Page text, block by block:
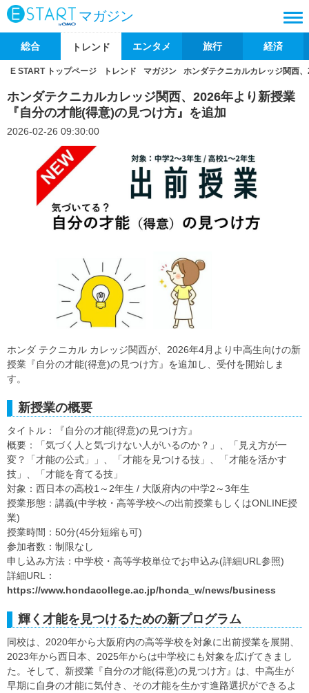
マガジン
総合 トレンド エンタメ 旅行 経済
E START トップページ トレンド マガジン ホンダテクニカルカレッジ関西
ホンダテクニカルカレッジ関西、2026年より新授業
『自分の才能(得意)の見つけ方』を追加
2026-02-26 09:30:00
ホンダ テクニカル カレッジ関西が、2026年4月より中高生向けの新
授業『自分の才能(得意)の見つけ方』を追加し、受付を開始しま
す。
新授業の概要
タイトル：『自分の才能(得意)の見つけ方』
概要：「気づく人と気づけない人がいるのか？」、「見え方が一
変？「才能の公式」」、「才能を見つける技」、「才能を活かす
技」、「才能を育てる技」
対象：西日本の高校1～2年生 / 大阪府内の中学2～3年生
授業形態：講義(中学校・高等学校への出前授業もしくはONLINE授
業)
授業時間：50分(45分短縮も可)
参加者数：制限なし
申し込み方法：中学校・高等学校単位でお申込み(詳細URL参照)
詳細URL：
https://www.hondacollege.ac.jp/honda_w/news/business
輝く才能を見つけるための新プログラム
同校は、2020年から大阪府内の高等学校を対象に出前授業を展開、
2023年から西日本、2025年からは中学校にも対象を広げてきまし
た。そして、新授業『自分の才能(得意)の見つけ方』は、中高生が
早期に自身の才能に気付き、その才能を生かす進路選択ができるよ